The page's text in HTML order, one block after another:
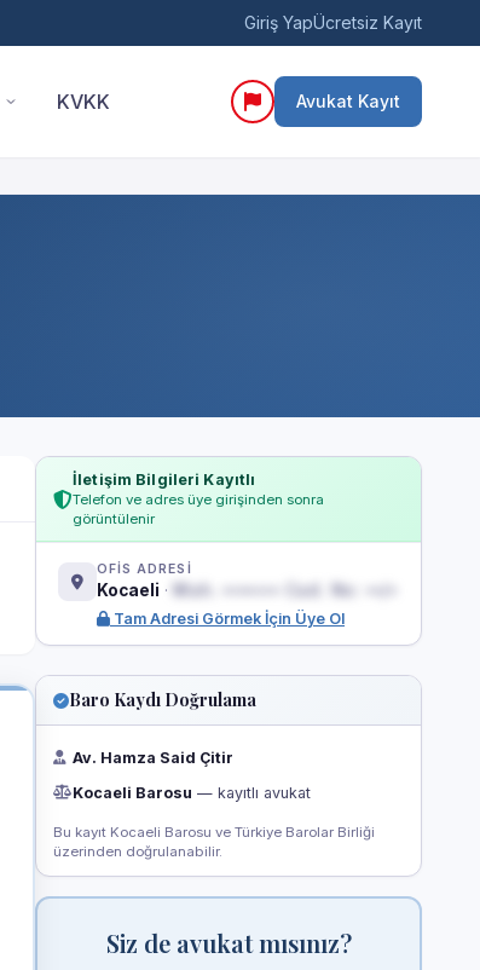
Giriş YapÜcretsiz Kayıt
KVKK Avukat Kayıt
İletişim Bilgileri Kayıtlı
Telefon ve adres üye girişinden sonra
görüntülenir
OFİS ADRESİ
Kocaeli · Mah. ••••••• Cad. No: ••/•
Tam Adresi Görmek İçin Üye Ol
Baro Kaydı Doğrulama
Av. Hamza Said Çitir
Kocaeli Barosu — kayıtlı avukat
Bu kayıt Kocaeli Barosu ve Türkiye Barolar Birliği
üzerinden doğrulanabilir.
Siz de avukat mısınız?